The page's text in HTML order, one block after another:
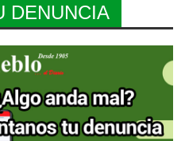
DENUNCIA